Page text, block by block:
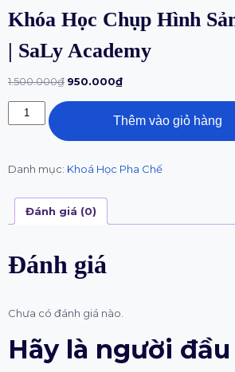
Khóa Học Chụp Hình
| SaLy Academy
1.500.000₫ 950.000₫
Thêm vào giỏ hàng
Danh mục: Khoá Học Pha Chế
Đánh giá (0)
Đánh giá
Chưa có đánh giá nào.
Hãy là người